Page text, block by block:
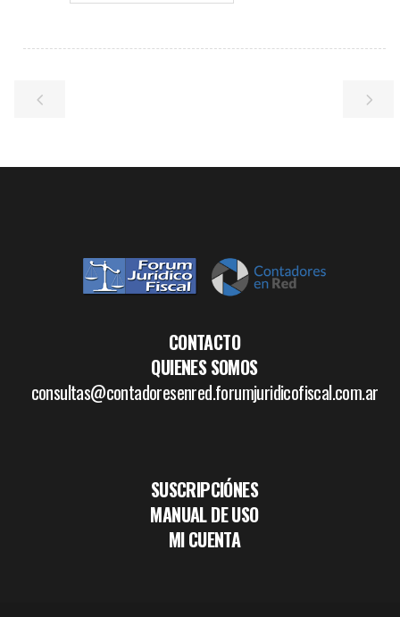
CONTACTO
QUIENES SOMOS
consultas@contadoresenred.forumjuridicofiscal.com.ar
SUSCRIPCIÓNES
MANUAL DE USO
MI CUENTA